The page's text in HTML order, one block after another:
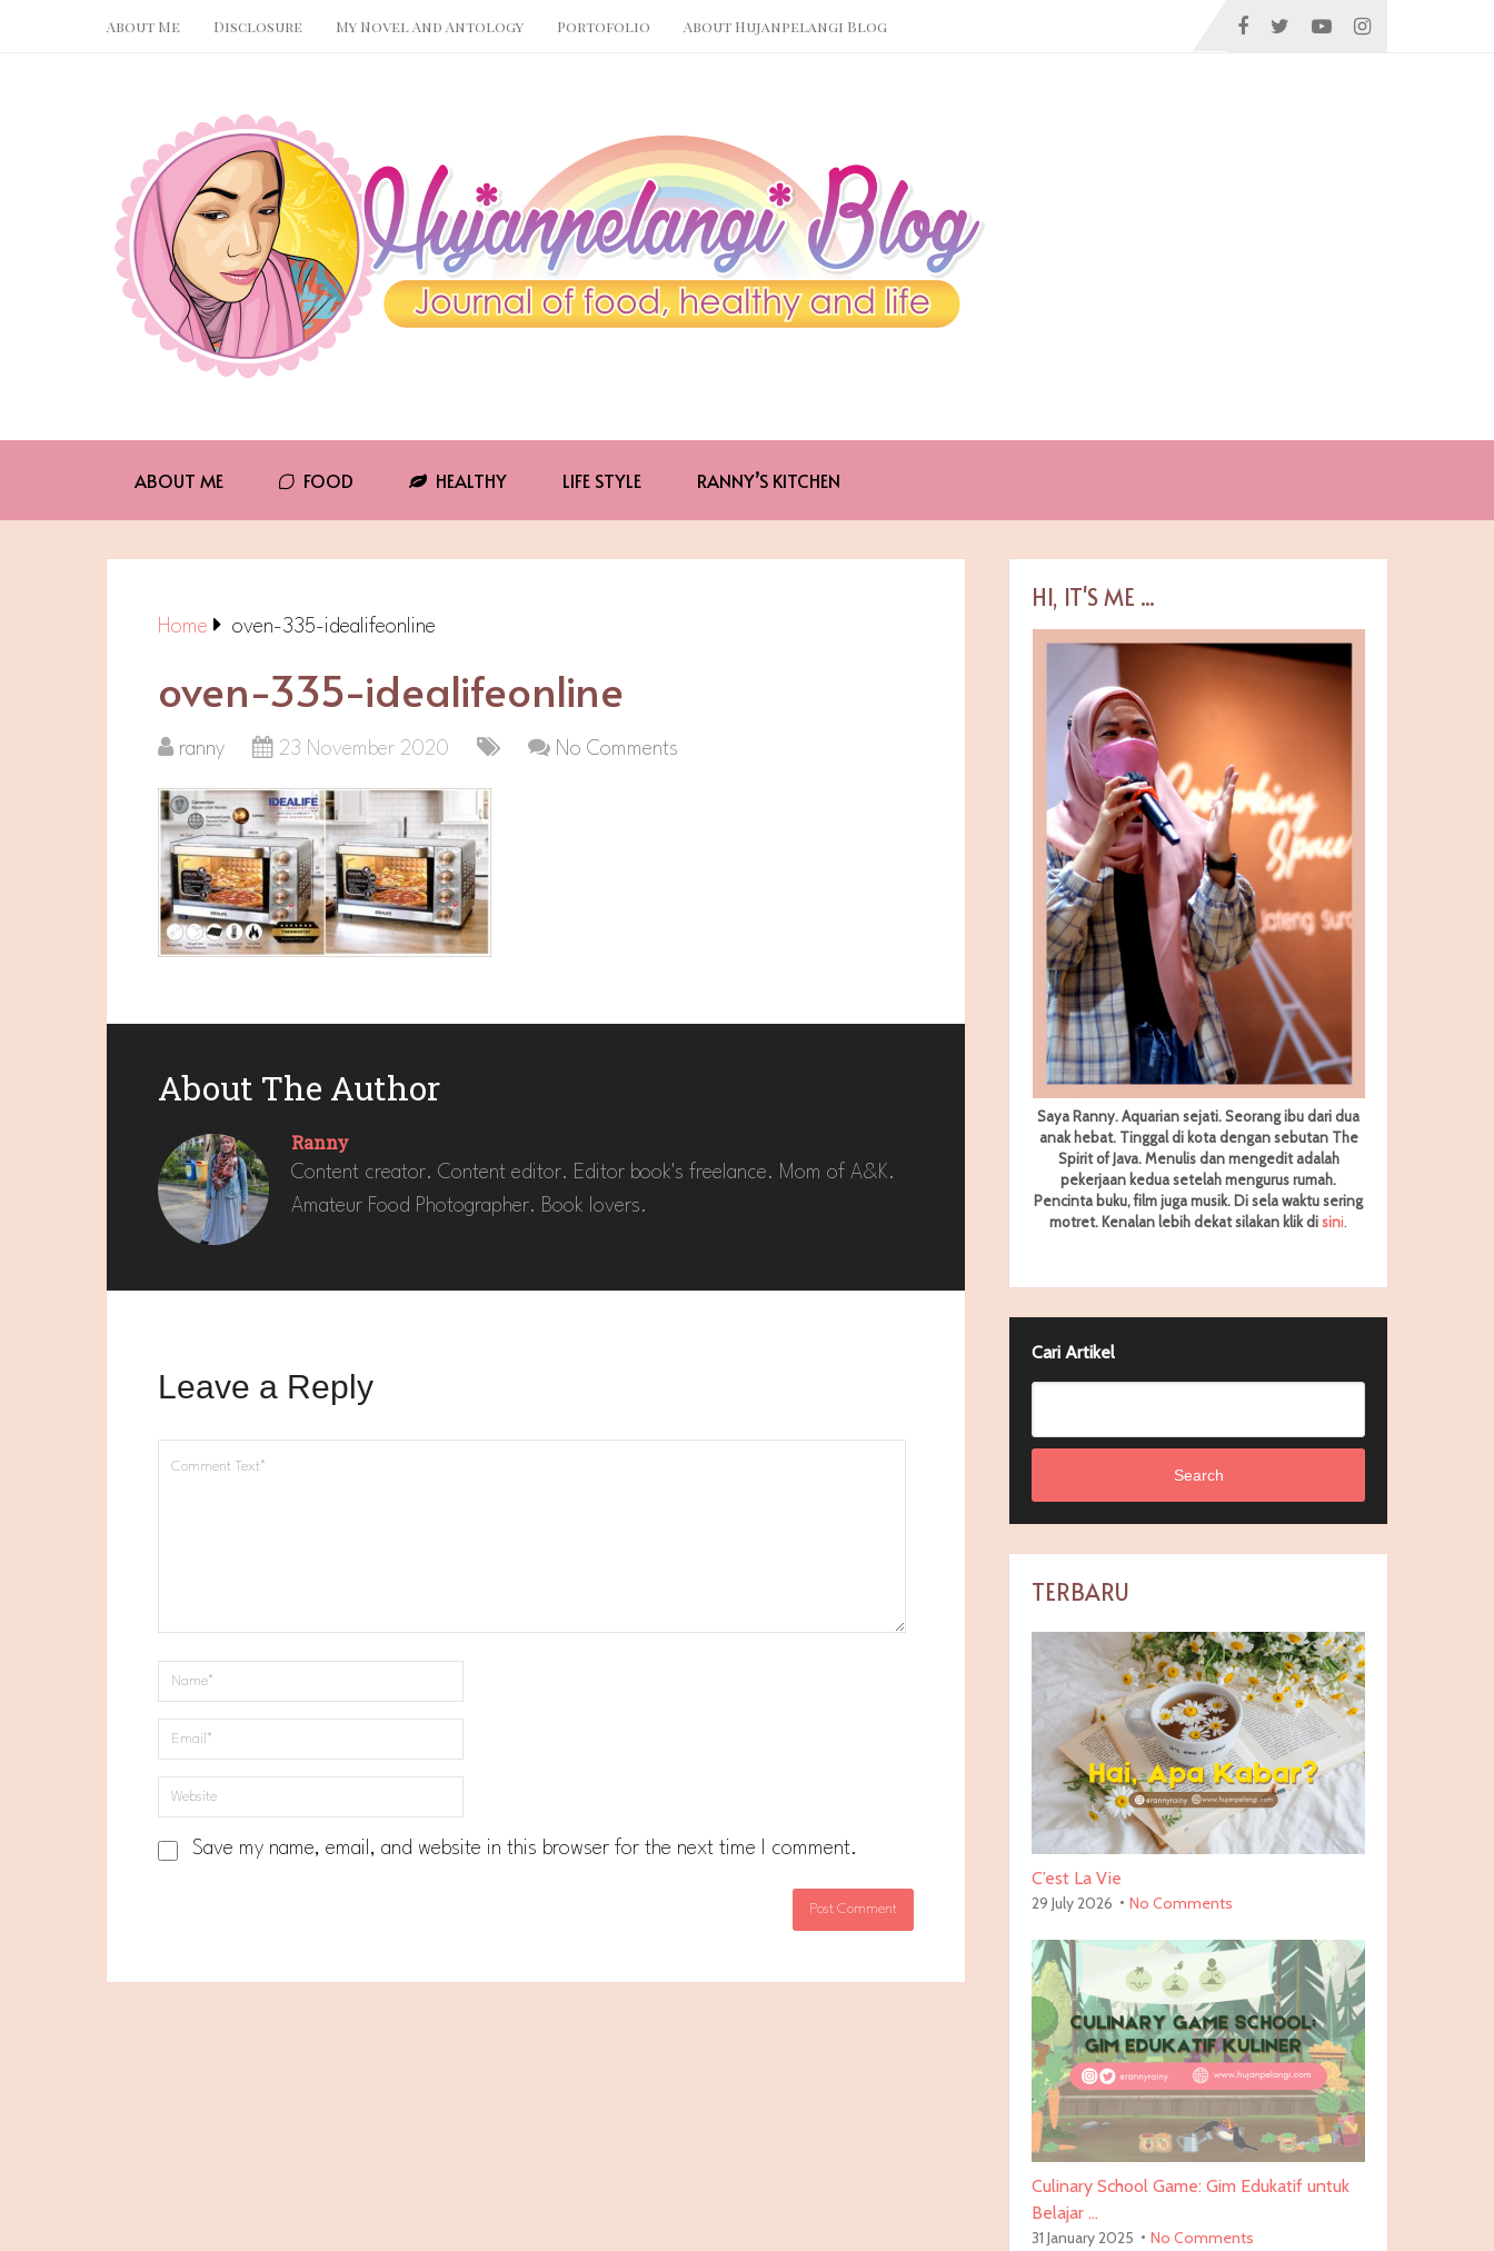
About Me Disclosure My Novel And Antology Portofolio About Hujanpelangi Blog
ABOUT ME FOOD HEALTHY LIFE STYLE RANNY’S KITCHEN
Home oven-335-idealifeonline
oven-335-idealifeonline
ranny 23 November 2020 No Comments
About The Author
Ranny
Content creator. Content editor. Editor book's freelance. Mom of A&K.
Amateur Food Photographer. Book lovers.
Leave a Reply
Save my name, email, and website in this browser for the next time I comment.
HI, IT'S ME ...
Saya Ranny. Aquarian sejati. Seorang ibu dari dua
anak hebat. Tinggal di kota dengan sebutan The
Spirit of Java. Menulis dan mengedit adalah
pekerjaan kedua setelah mengurus rumah.
Pencinta buku, film juga musik. Di sela waktu sering
motret.Kenalan lebih dekat silakan klik disini
Cari Artikel
Search
TERBARU
C’est La Vie
29 July 2026 No Comments
Culinary School Game: Gim Edukatif untuk
Belajar …
31 January 2025 No Comments